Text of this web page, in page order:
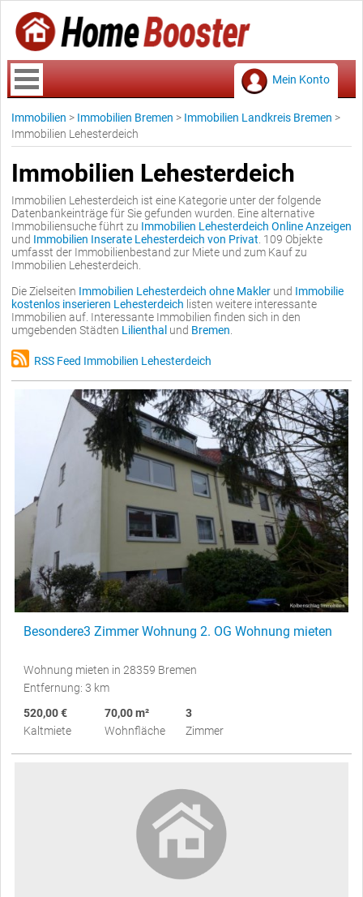
Mein Konto
Immobilien > Immobilien Bremen > Immobilien Landkreis Bremen >
Immobilien Lehesterdeich
Immobilien Lehesterdeich
Immobilien Lehesterdeich ist eine Kategorie unter der folgende
Datenbankeinträge für Sie gefunden wurden. Eine alternative
Immobiliensuche führt zu Immobilien Lehesterdeich Online Anzeigen
und Immobilien Inserate Lehesterdeich von Privat . 109 Objekte
umfasst der Immobilienbestand zur Miete und zum Kauf zu
Immobilien Lehesterdeich.
Die Zielseiten Immobilien Lehesterdeich ohne Makler und Immobilie
kostenlos inserieren Lehesterdeich listen weitere interessante
Immobilien auf. Interessante Immobilien finden sich in den
umgebenden Städten Lilienthal und Bremen
RSS Feed Immobilien Lehesterdeich
Besondere3 Zimmer Wohnung 2. OG Wohnung mieten
Wohnung mieten in 28359 Bremen
Entfernung: 3 km
520,00 €
Kaltmiete
70,00 m²
Wohnfläche
3
Zimmer